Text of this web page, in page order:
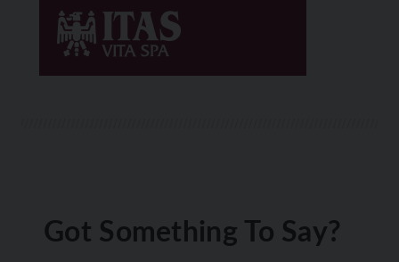
Got Something To Say?